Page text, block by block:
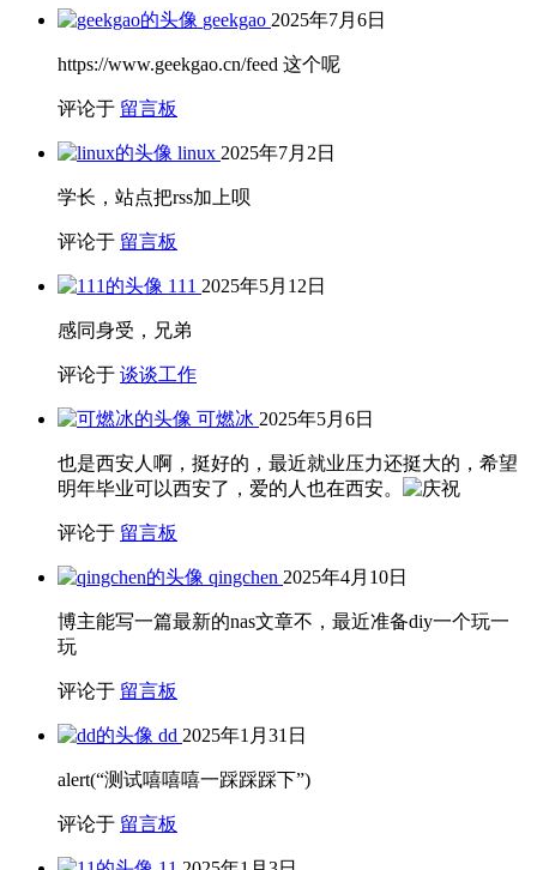
geekgao 2025年7月6日
https://www.geekgao.cn/feed 这个呢
评论于 留言板
linux 2025年7月2日
学长，站点把rss加上呗
评论于 留言板
111 2025年5月12日
感同身受，兄弟
评论于 谈谈工作
可燃冰 2025年5月6日
也是西安人啊，挺好的，最近就业压力还挺大的，希望
明年毕业可以西安了，爱的人也在西安。
评论于 留言板
qingchen 2025年4月10日
博主能写一篇最新的nas文章不，最近准备diy一个玩一
玩
评论于 留言板
dd 2025年1月31日
alert(“测试嘻嘻嘻一踩踩踩下”)
评论于 留言板